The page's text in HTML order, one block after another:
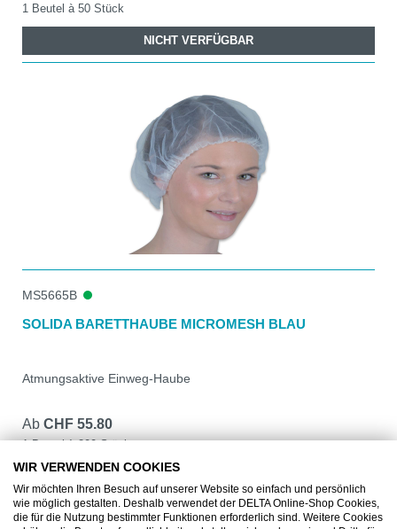
1 Beutel à 50 Stück
NICHT VERFÜGBAR
MS5665B
SOLIDA BARETTHAUBE MICROMESH BLAU
Atmungsaktive Einweg-Haube
Ab CHF 55.80
1 Beutel à 200 Stück
WIR VERWENDEN COOKIES
Wir möchten Ihren Besuch auf unserer Website so einfach und persönlich
wie möglich gestalten. Deshalb verwendet der DELTA Online-Shop Cookies,
die für die Nutzung bestimmter Funktionen erforderlich sind. Weitere Cookies